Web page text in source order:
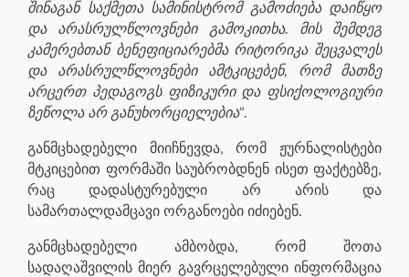
შინაგან საქმეთა სამინისტრომ გამოძიება დაიწყო
და არასრულწლოვნები გამოკითხა. მის შემდეგ
კამერებთან ბენეფიციარებმა რიტორიკა შეცვალეს
და არასრულწლოვნები ამტკიცებენ, რომ მათზე
არცერთ პედაგოგს ფიზიკური და ფსიქოლოგიური
ზეწოლა არ განუხორციელებია”.
განმცხადებელი მიიჩნევდა, რომ ჟურნალისტები
მტკიცებით ფორმაში საუბრობდნენ ისეთ ფაქტებზე,
რაც დადასტურებული არ არის და
სამართალდამცავი ორგანოები იძიებენ.
განმცხადებელი ამბობდა, რომ შოთა
სადაღაშვილის მიერ გავრცელებული ინფორმაცია